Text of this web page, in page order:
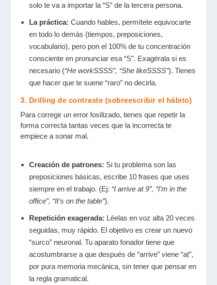
solo te va a importar la “S” de la tercera persona.
La práctica: Cuando hables, permítete equivocarte
en todo lo demás (tiempos, preposiciones,
vocabulario), pero pon el 100% de tu concentración
consciente en pronunciar esa “S”. Exagérala si es
necesario (“He workSSSS”, “She likeSSSS”). Tienes
que hacer que te suene “raro” no decirla.
3. Drilling de contraste (sobreescribir el hábito)
Para corregir un error fosilizado, tienes que repetir la
forma correcta tantas veces que la incorrecta te
empiece a sonar mal.
Creación de patrones: Si tu problema son las
preposiciones básicas, escribe 10 frases que uses
siempre en el trabajo. (Ej: “I arrive at 9”, “I’m in the
office”, “It’s on the table”).
Repetición exagerada: Léelas en voz alta 20 veces
seguidas, muy rápido. El objetivo es crear un nuevo
“surco” neuronal. Tu aparato fonador tiene que
acostumbrarse a que después de “arrive” viene “at”,
por pura memoria mecánica, sin tener que pensar en
la regla gramatical.